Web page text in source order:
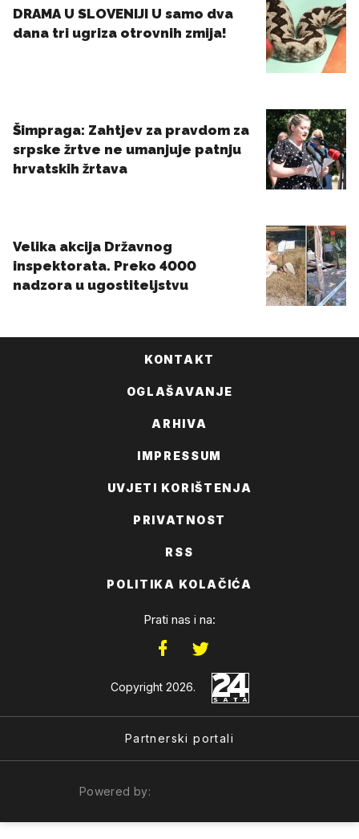
KONTAKT
OGLAŠAVANJE
ARHIVA
IMPRESSUM
UVJETI KORIŠTENJA
PRIVATNOST
RSS
POLITIKA KOLAČIĆA
Prati nas i na:
Copyright 2026.
Partnerski portali
Powered by: